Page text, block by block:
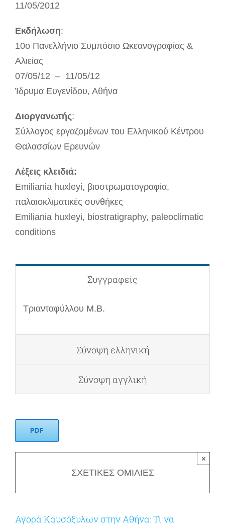
11/05/2012
Εκδήλωση:
10ο Πανελλήνιο Συμπόσιο Ωκεανογραφίας &
Αλιείας
07/05/12 – 11/05/12
Ίδρυμα Ευγενίδου, Αθήνα
Διοργανωτής:
Σύλλογος εργαζομένων του Ελληνικού Κέντρου
Θαλασσίων Ερευνών
Λέξεις κλειδιά:
Emiliania huxleyi, βιοστρωματογραφία,
παλαιοκλιματικές συνθήκες
Emiliania huxleyi, biostratigraphy, paleoclimatic
conditions
Συγγραφείς
Τριανταφύλλου Μ.Β.
Σύνοψη ελληνική
Σύνοψη αγγλική
PDF
ΣΧΕΤΙΚΕΣ ΟΜΙΛΙΕΣ
×
Αγορά Καυσόξυλων στην Αθήνα: Τι να